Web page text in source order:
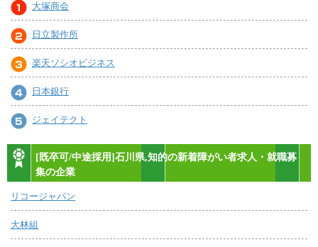
大塚商会
日立製作所
楽天ソシオビジネス
日本銀行
ジェイテクト
[既卒可/中途採用]石川県,知的の新着障がい者求人・就職募
集の企業
リコージャパン
大林組